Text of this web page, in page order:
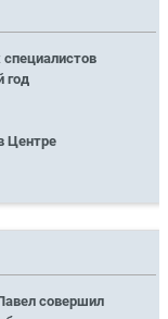
год
Центре
совершил